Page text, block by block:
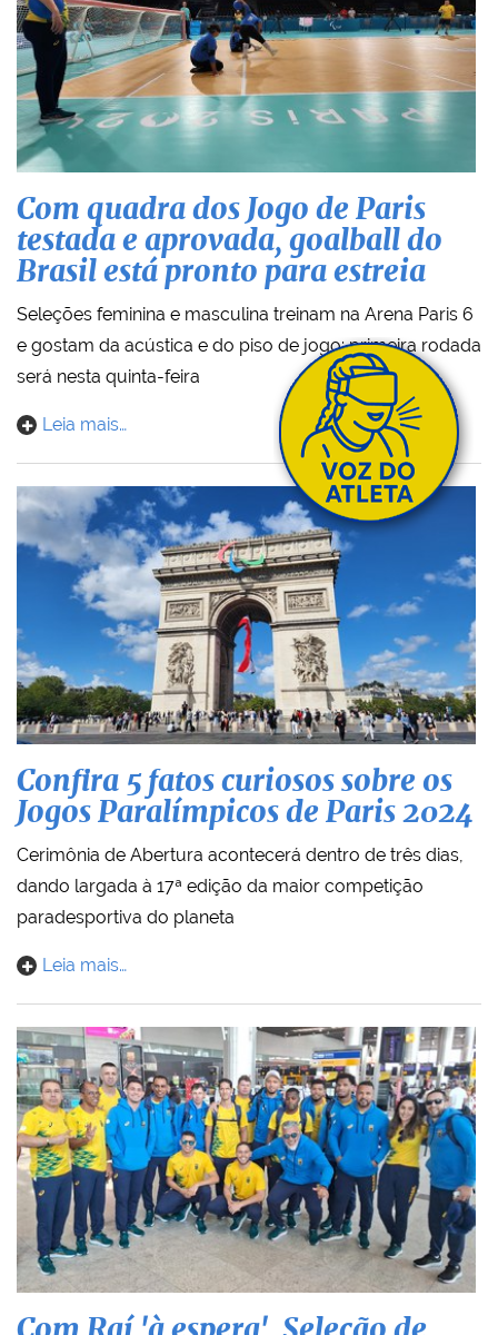
Com quadra dos Jogo de Paris
testada e aprovada, goalball do
Brasil está pronto para estreia
Seleções feminina e masculina treinam na Arena Paris 6
e gostam da acústica e do piso de jogo; primeira rodada
será nesta quinta-feira
Leia mais…
Confira 5 fatos curiosos sobre os
Jogos Paralímpicos de Paris 2024
Cerimônia de Abertura acontecerá dentro de três dias,
dando largada à 17ª edição da maior competição
paradesportiva do planeta
Leia mais…